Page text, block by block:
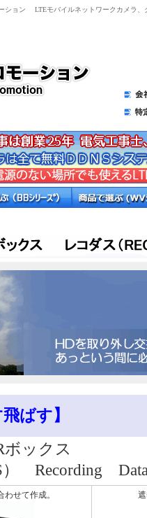
ション LTEモバイルネットワークカメラ
ばす】
ボックス
Recording Data
せて作成。